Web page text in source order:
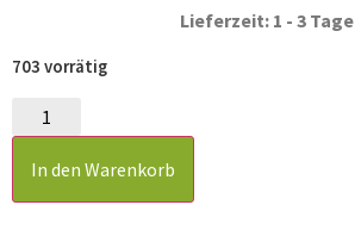
Lieferzeit: 1 - 3 Tage
703 vorrätig
In den Warenkorb